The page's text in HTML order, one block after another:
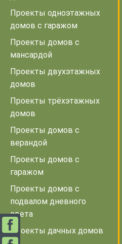
Проекты одноэтажных
домов с гаражом
Проекты домов с
мансардой
Проекты двухэтажных
домов
Проекты трёхэтажных
домов
Проекты домов с
верандой
Проекты домов с
гаражом
Проекты домов с
подвалом дневного
света
Проекты дачных домов